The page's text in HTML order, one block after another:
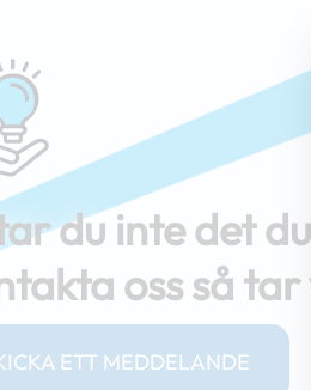
du inte det
oss så
ETT MEDDELANDE